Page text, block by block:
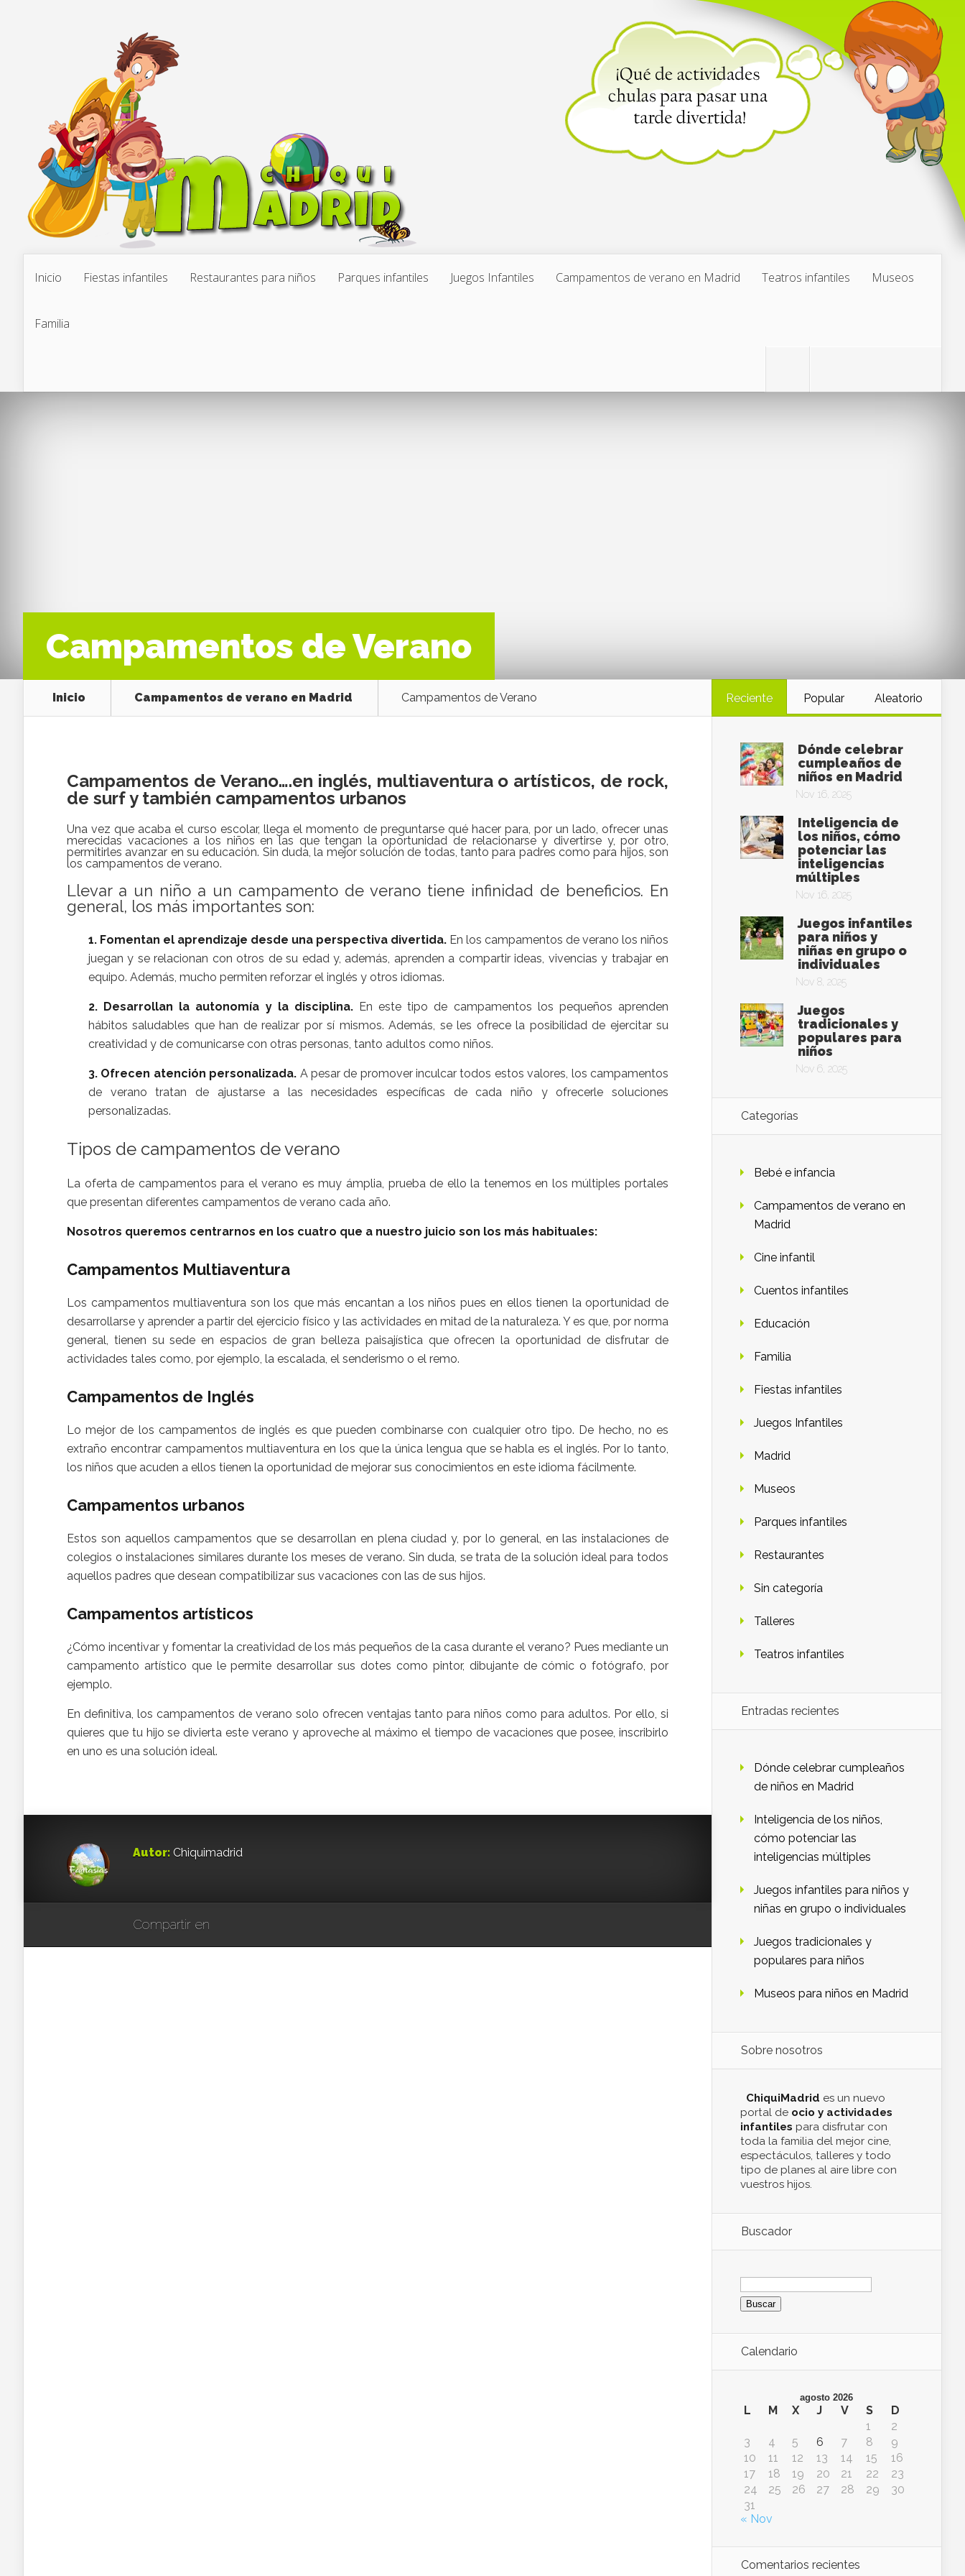
Inicio Fiestas infantiles Restaurantes para niños Parques infantiles Juegos Infantiles Campamentos de verano en Madrid Teatros infantiles Museos
Familia
Campamentos de Verano
Inicio Campamentos de verano en Madrid Campamentos de Verano
Campamentos de Verano….en inglés, multiaventura o artísticos, de rock,
de surf y también campamentos urbanos
Una vez que acaba el curso escolar, llega el momento de preguntarse qué hacer para, por un lado, ofrecer unas
merecidas vacaciones a los niños en las que tengan la oportunidad de relacionarse y divertirse y, por otro,
permitirles avanzar en su educación. Sin duda, la mejor solución de todas, tanto para padres como para hijos, son
los campamentos de verano.
Llevar a un niño a un campamento de verano tiene infinidad de beneficios. En
general, los más importantes son:
1. Fomentan el aprendizaje desde una perspectiva divertida. En los campamentos de verano los niños
juegan y se relacionan con otros de su edad y, además, aprenden a compartir ideas, vivencias y trabajar en
equipo. Además, mucho permiten reforzar el inglés y otros idiomas.
2. Desarrollan la autonomía y la disciplina.En este tipo de campamentos los pequeños aprenden
hábitos saludables que han de realizar por sí mismos. Además, se les ofrece la posibilidad de ejercitar su
creatividad y de comunicarse con otras personas, tanto adultos como niños.
3. Ofrecen atención personalizada. A pesar de promover inculcar todos estos valores, los campamentos
de verano tratan de ajustarse a las necesidades específicas de cada niño y ofrecerle soluciones
personalizadas.
Tipos de campamentos de verano
La oferta de campamentos para el verano es muy ámplia, prueba de ello la tenemos en los múltiples portales
que presentan diferentes campamentos de verano cada año.
Nosotros queremos centrarnos en los cuatro que a nuestro juicio son los más habituales:
Campamentos Multiaventura
Los campamentos multiaventura son los que más encantan a los niños pues en ellos tienen la oportunidad de
desarrollarse y aprender a partir del ejercicio físico y las actividades en mitad de la naturaleza. Y es que, por norma
general, tienen su sede en espacios de gran belleza paisajística que ofrecen la oportunidad de disfrutar de
actividades tales como, por ejemplo, la escalada, el senderismo o el remo.
Campamentos de Inglés
Lo mejor de los campamentos de inglés es que pueden combinarse con cualquier otro tipo. De hecho, no es
extraño encontrar campamentos multiaventura en los que la única lengua que se habla es el inglés. Por lo tanto,
los niños que acuden a ellos tienen la oportunidad de mejorar sus conocimientos en este idioma fácilmente.
Campamentos urbanos
Estos son aquellos campamentos que se desarrollan en plena ciudad y, por lo general, en las instalaciones de
colegios o instalaciones similares durante los meses de verano. Sin duda, se trata de la solución ideal para todos
aquellos padres que desean compatibilizar sus vacaciones con las de sus hijos.
Campamentos artísticos
¿Cómo incentivar y fomentar la creatividad de los más pequeños de la casa durante el verano? Pues mediante un
campamento artístico que le permite desarrollar sus dotes como pintor, dibujante de cómic o fotógrafo, por
ejemplo.
En definitiva, los campamentos de verano solo ofrecen ventajas tanto para niños como para adultos. Por ello, si
quieres que tu hijo se divierta este verano y aproveche al máximo el tiempo de vacaciones que posee, inscribirlo
en uno es una solución ideal.
Autor: Chiquimadrid
Compartir en
Reciente Popular Aleatorio
Dónde celebrar
cumpleaños de
niños en Madrid
Nov 16, 2025
Inteligencia de
los niños, cómo
potenciar las
inteligencias
múltiples
Nov 16, 2025
Juegos infantiles
para niños y
niñas en grupo o
individuales
Nov 8, 2025
Juegos
tradicionales y
populares para
niños
Nov 6, 2025
Categorías
Bebé e infancia
Campamentos de verano en
Madrid
Cine infantil
Cuentos infantiles
Educación
Familia
Fiestas infantiles
Juegos Infantiles
Madrid
Museos
Parques infantiles
Restaurantes
Sin categoría
Talleres
Teatros infantiles
Entradas recientes
Dónde celebrar cumpleaños
de niños en Madrid
Inteligencia de los niños,
cómo potenciar las
inteligencias múltiples
Juegos infantiles para niños y
niñas en grupo o individuales
Juegos tradicionales y
populares para niños
Museos para niños en Madrid
Sobre nosotros
ChiquiMadrid es un nuevo
portal de ocio y actividades
infantiles para disfrutar con
toda la familia del mejor cine,
espectáculos, talleres y todo
tipo de planes al aire libre con
vuestros hijos.
Buscador
Buscar:
Calendario
agosto 2026
L M X J V S
D
1
2
3
4 5 6 7 8
9
10
11 12 13 14 15
16
17
18 19 20 21 22
23
24
25 26 27 28 29
30
31
« Nov
Comentarios recientes